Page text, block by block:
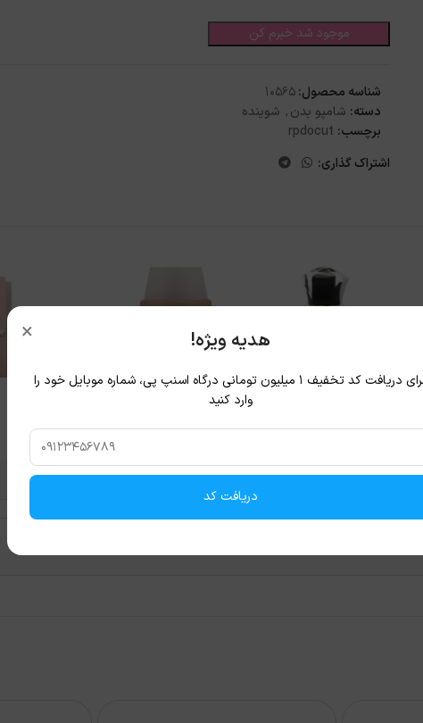
موجود شد خبرم کن
شناسه محصول:10565
دسته: شامپو بدن, شوینده
برچسب: rpdocut
اشتراک گذاری:
× هدیه ویژه!
برای دریافت کد تخفیف ۱ میلیون تومانی درگاه اسنپ پی، شماره موبایل خود را
وارد کنید
دریافت کد